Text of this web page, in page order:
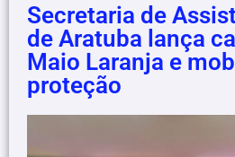
Secretaria de
de Aratuba lança
Maio Laranja e
proteção